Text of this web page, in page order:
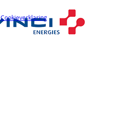
Cookieverklaring